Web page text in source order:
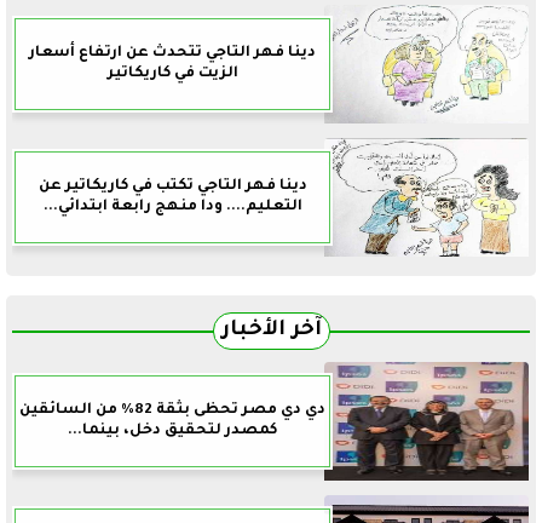
دينا فهر التاجي تتحدث عن ارتفاع أسعار
الزيت في كاريكاتير
دينا فهر التاجي تكتب في كاريكاتير عن
التعليم.... ودا منهج رابعة ابتدائي...
آخر الأخبار
دي دي مصر تحظى بثقة 82% من السائقين
كمصدر لتحقيق دخل، بينما...